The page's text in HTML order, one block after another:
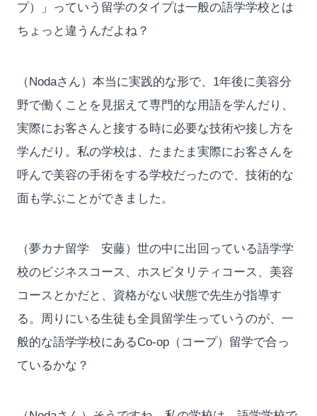
プ）」っていう留学のタイプは一般の語学学校とは
ちょっと違うんだよね？
（Nodaさん）本当に実践的な形で、1年後に美容分
野で働くことを見据えて専門的な用語を学んだり、
実際にお客さんと接する時に必要な技術や接し方を
学んだり。私の学校は、たまたま実際にお客さんを
呼んで美容の手術をする学校だったので、技術的な
面も学ぶことができました。
（夢カナ留学 安藤）世の中に出回っている語学学
校のビジネスコース、ホスピタリティコース、美容
コースとかだと、資格がない状態で先生が指導す
る。周りにいる生徒も全員留学生っていうのが、一
般的な語学学校にあるCo-op（コープ）留学で合っ
ているかな？